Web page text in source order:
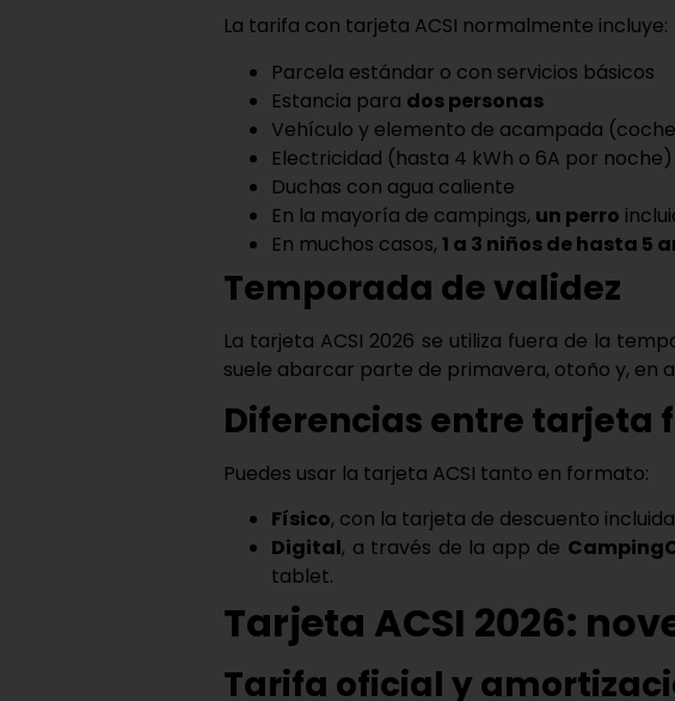
La tarifa con tarjeta ACSI normalmente incluye:
Parcela estándar o con servicios básicos
Estancia para dos personas
Vehículo y elemento de acampada
Electricidad (hasta 4 kWh o 6A por noche)
Duchas con agua caliente
En la mayoría de campings, un perro
En muchos casos, 1 a 3 niños de hasta 5
Temporada de validez
La tarjeta ACSI 2026 se utiliza fuera de la
suele abarcar parte de primavera, otoño y, en
Diferencias entre tarjeta
Puedes usar la tarjeta ACSI tanto en formato:
Físico, con la tarjeta de descuento
Digital, a través de la app de
tablet.
Tarjeta ACSI 2026:
Tarifa oficial y